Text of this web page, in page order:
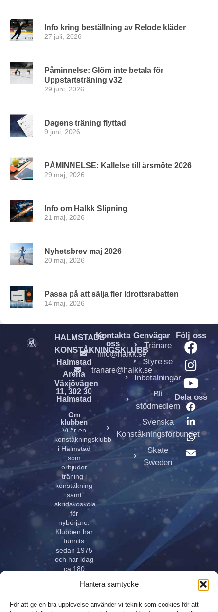
Hantera samtycke
För att ge en bra upplevelse använder vi teknik som cookies för att
Info kring beställning av Relode kläder
27 juli, 2026
Påminnelse: Glöm inte betala för
Uppstartsträning v32
29 juni, 2026
Dagens träning flyttad
9 juni, 2026
PÅMINNELSE: Kallelse till årsmöte 2026
29 maj, 2026
Info om Halkk Slipning
21 maj, 2026
Nyhetsbrev maj 2026
20 maj, 2026
Passa på att sälja fler Idrottsrabatten
14 maj, 2026
HALMSTADS
KONSTÅKNINGSKLUBB
Halmstad
Arena
Växjövägen
11, 302 30
Halmstad
Om
klubben
Vi är en
konståkningsklubb
i Halmstad
som
erbjuder
träning i
konståkning
samt
skridskoskola
för
nybörjare.
Klubben har
funnits
sedan 1975
och har idag
ca 180
i alla åldrar.
innehar
Kontakta
oss
info@halkk.se
tranare@halkk.se
Genvägar
Tränare
Styrelse
Inbetalningar
Bli
stödmedlem
Svenska
Konståkningsförbundet
Skate
Sweden
Följ oss
Dela oss